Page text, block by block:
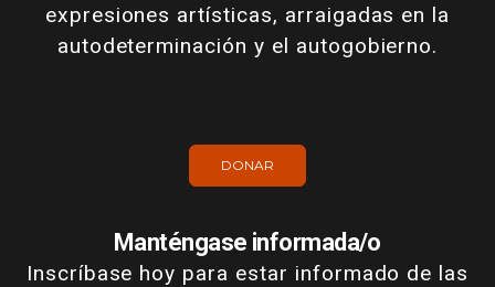
expresiones artísticas, arraigadas en la
autodeterminación y el autogobierno.
DONAR
Manténgase informada/o
Inscríbase hoy para estar informado de las